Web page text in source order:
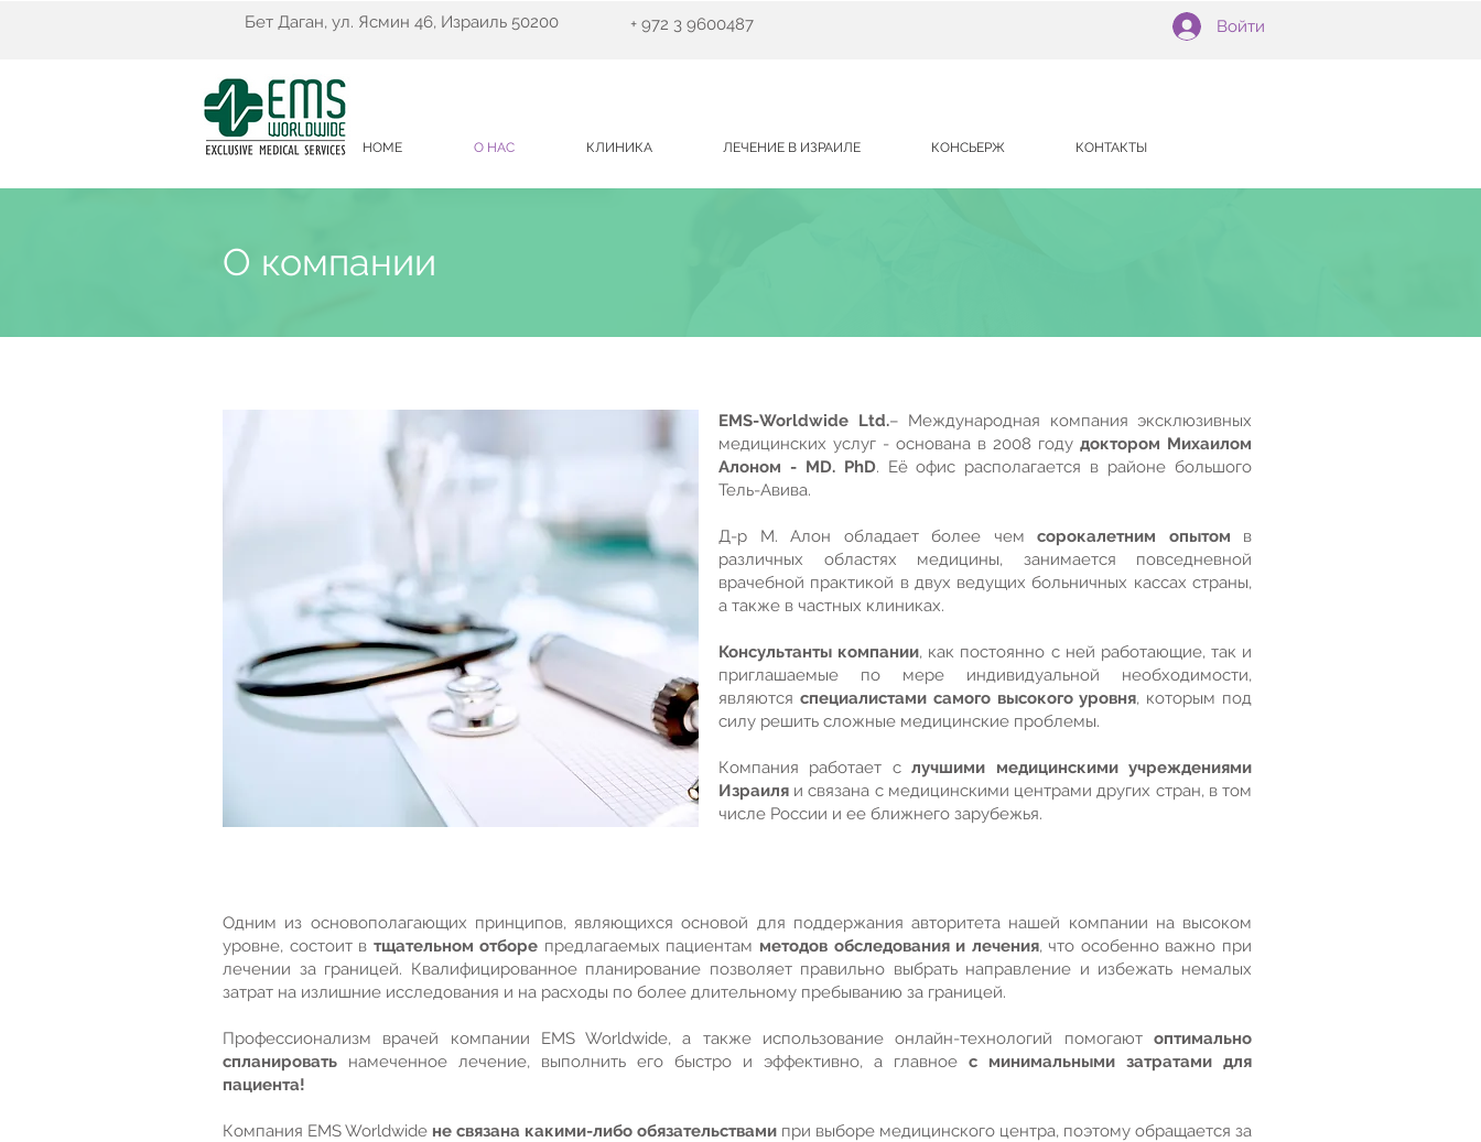
Бет Даган, ул. Ясмин 46, Израиль 50200 + 972 3 9600487 Войти
HOME О НАС КЛИНИКА ЛЕЧЕНИЕ В ИЗРАИЛЕ КОНСЬЕРЖ КОНТАКТЫ
О компании
EMS-Worldwide Ltd.– Международная компания эксклюзивных
медицинских услуг - основана в 2008 году доктором Михаилом
Алоном - MD. PhD. Её офис располагается в районе большого
Тель-Авива.
Д-р М. Алон обладает более чем сорокалетним опытом в
различных областях медицины, занимается повседневной
врачебной практикой в двух ведущих больничных кассах страны,
а также в частных клиниках.
Консультанты компании, как постоянно с ней работающие, так и
приглашаемые по мере индивидуальной необходимости,
являются специалистами самого высокого уровня, которым под
силу решить сложные медицинские проблемы.
Компания работает случшими медицинскими учреждениями
Израиля и связана с медицинскими центрами других стран, в том
числе России и ее ближнего зарубежья.
Одним из основополагающих принципов, являющихся основой для поддержания авторитета нашей компании на высоком
уровне, состоит в тщательном отборе предлагаемых пациентам методов обследования и лечения, что особенно важно при
лечении за границей. Квалифицированное планирование позволяет правильно выбрать направление и избежать немалых
затрат на излишние исследования и на расходы по более длительному пребыванию за границей.
Профессионализм врачей компании ЕМS Worldwide, а также использование онлайн-технологий помогают оптимально
спланировать намеченное лечение, выполнить его быстро и эффективно, а главное с минимальными затратами для
пациента!
Компания EMS Worldwide не связана какими-либо обязательствами при выборе медицинского центра, поэтому обращается за